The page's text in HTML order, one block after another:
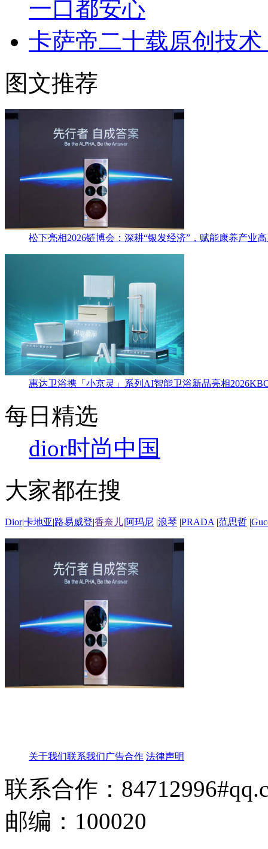
一口都安心
卡萨帝二十载原创技
图文推荐
松下亮相2026链博会：深耕“银发经济”，赋能康养产业
惠达卫浴携「小京灵」系列AI智能卫浴新品亮相
每日精选
dior时尚中国
大家都在搜
Dior|卡地亚|路易威登|香奈儿|阿玛尼 |浪琴 |PRADA |范思哲 |
关于我们联系我们广告合作 法律声明
联系合作：
邮编：100020